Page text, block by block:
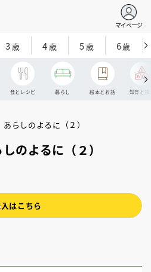
マイページ
3歳 4歳 5歳 6歳
食とレシピ 暮らし 絵本とお話 知育と探
のよるに（２）
はこちら